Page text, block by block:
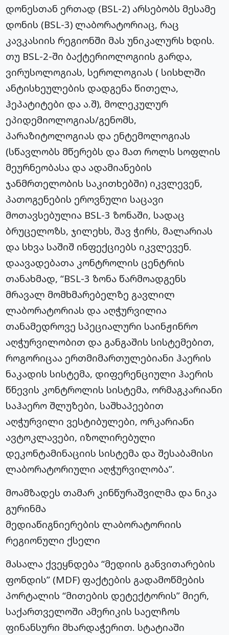
დონესთან ერთად (BSL-2) არსებობს მესამე
დონის (BSL-3) ლაბორატორიაც, რაც
კავკასიის რეგიონში მას უნიკალურს ხდის.
თუ BSL-2-ში ბაქტერიოლოგიის გარდა,
ვირუსოლოგიას, სეროლოგიას ( სისხლში
ანტისხეულების დადგენა წითელა,
ჰეპატიტები და ა.შ), მოლეკულურ
ეპიდემიოლოგიას/გენომს,
პარაზიტოლოგიას და ენტემოლოგიას
(სწავლობს მწერებს და მათ როლს სოფლის
მეურნეობასა და ადამიანების
ჯანმრთელობის საკითხებში) იკვლევენ,
პათოგენების ეროვნული საცავი
მოთავსებულია BSL-3 ზონაში, სადაც
ბრუცელოზს, ჯილეხს, შავ ჭირს, მალარიას
და სხვა საშიშ ინფექციებს იკვლევენ.
დაავადებათა კონტროლის ცენტრის
თანახმად, “BSL-3 ზონა წარმოადგენს
მრავალ მომხმარებელზე გავლილ
ლაბორატორიას და აღჭურვილია
თანამედროვე სპეციალური საინჟინრო
აღჭურვილობით და განგაშის სისტემებით,
როგორიცაა ერთმიმართულებიანი ჰაერის
ნაკადის სისტემა, დიფერენციული ჰაერის
წნევის კონტროლის სისტემა, ორმაგკარიანი
საჰაერო შლუზები, საშხაპეებით
აღჭურვილი ვესტიბულები, ორკარიანი
ავტოკლავები, იზოლირებული
დეკონტამინაციის სისტემა და შესაბამისი
ლაბორატორიული აღჭურვილობა”.
მოამზადეს თამარ კინწურაშვილმა და ნიკა
გურინმა
მედიაწიგნიერების ლაბორატორიის
რეგიონული ქსელი
მასალა ქვეყნდება “მედიის განვითარების
ფონდის” (MDF) ფაქტების გადამოწმების
პორტალის “მითების დეტექტორის” მიერ,
საქართველოში ამერიკის საელჩოს
ფინანსური მხარდაჭერით. სტატიაში